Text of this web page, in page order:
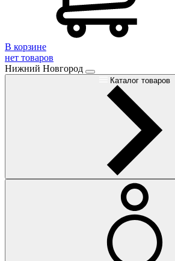
В корзине
нет товаров
Нижний Новгород
Каталог товаров